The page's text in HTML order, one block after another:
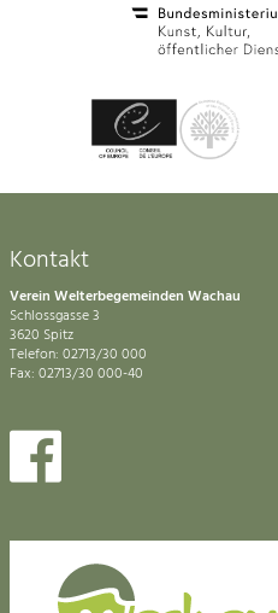
Kontakt
Verein Welterbegemeinden Wachau
Schlossgasse 3
3620 Spitz
Telefon: 02713/30 000
Fax: 02713/30 000-40